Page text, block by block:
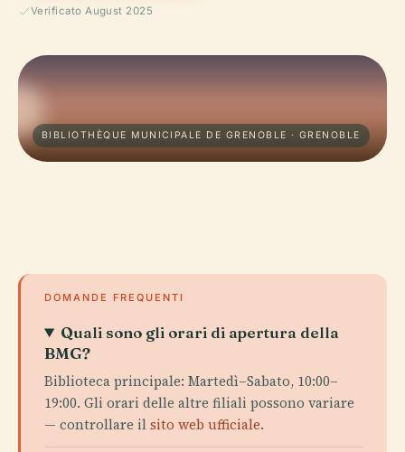
Verificato August 2025
BIBLIOTHÈQUE MUNICIPALE DE GRENOBLE · GRENOBLE
DOMANDE FREQUENTI
Quali sono gli orari di apertura della
BMG?
Biblioteca principale: Martedì–Sabato, 10:00–
19:00. Gli orari delle altre filiali possono variare
— controllare ilsito web ufficiale.